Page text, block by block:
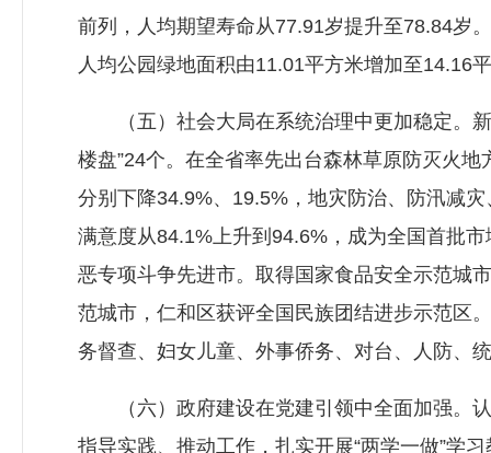
前列，人均期望寿命从77.91岁提升至78.84岁
人均公园绿地面积由11.01平方米增加至14.16
（五）社会大局在系统治理中更加稳定。新
楼盘”24个。在全省率先出台森林草原防灭火
分别下降34.9%、19.5%，地灾防治、防汛减
满意度从84.1%上升到94.6%，成为全国首批
恶专项斗争先进市。取得国家食品安全示范城
范城市，仁和区获评全国民族团结进步示范区
务督查、妇女儿童、外事侨务、对台、人防、
（六）政府建设在党建引领中全面加强。认
指导实践、推动工作，扎实开展“两学一做”学